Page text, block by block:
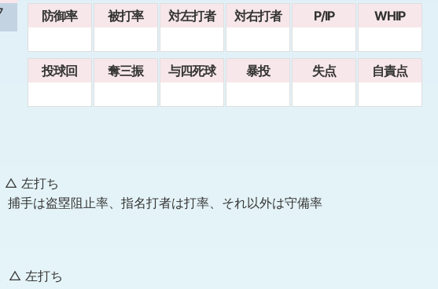
防御率
被打率 対左打者 対右打者 P/IP WHIP
投球回 奪三振 与四死球 暴投 失点 自責点
△ 左打ち
捕手は盗塁阻止率、指名打者は打率、それ以外は守備率
△ 左打ち